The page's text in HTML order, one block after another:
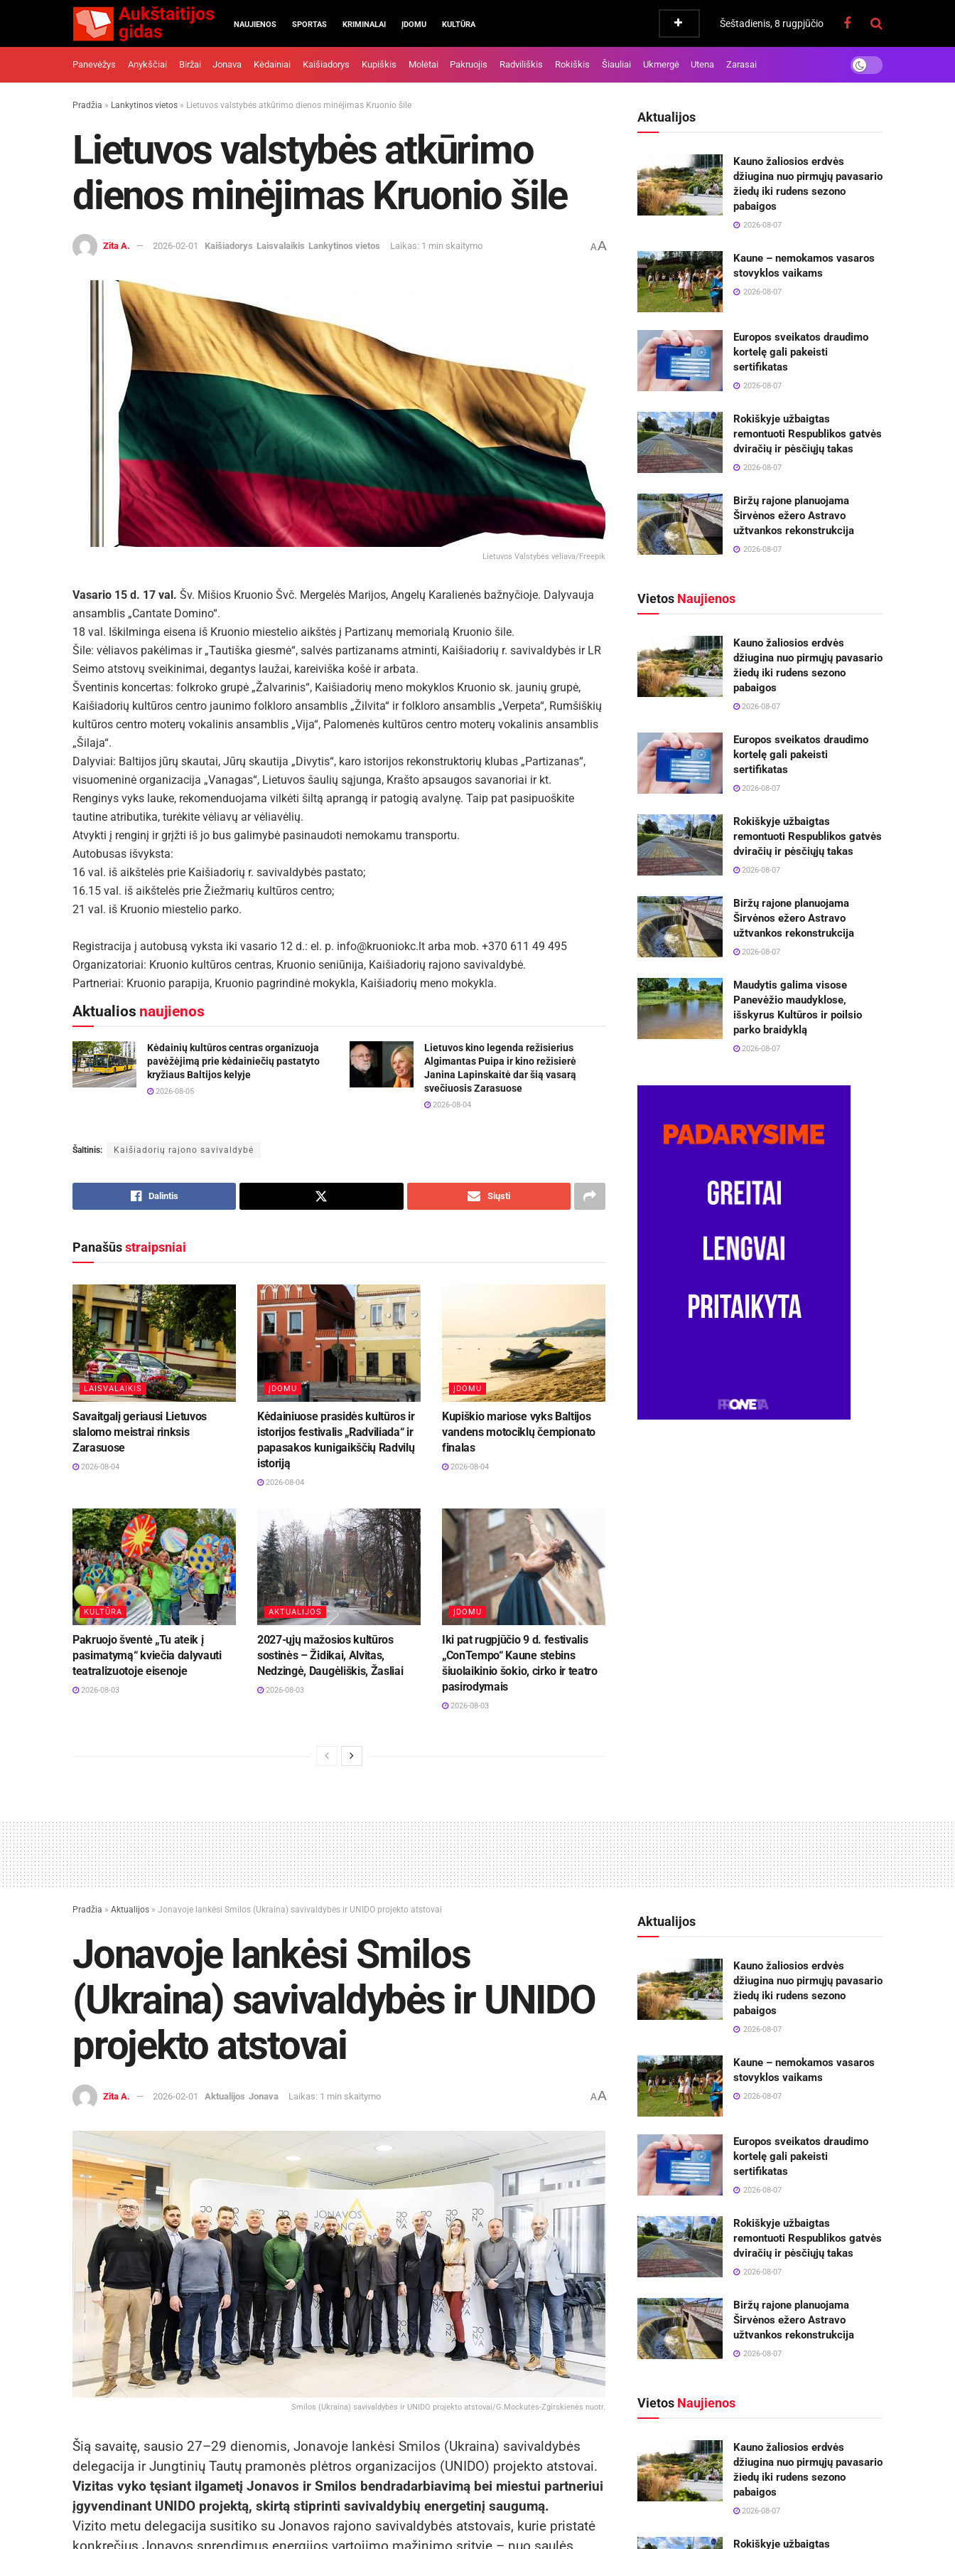
NAUJIENOS SPORTAS KRIMINALAI ĮDOMU KULTŪRA Šeštadienis, 8 rugpjūčio
Panevėžys Anykščiai Biržai Jonava Kėdainiai Kaišiadorys Kupiškis Molėtai Pakruojis Radviliškis Rokiškis Šiauliai Ukmergė Utena Zarasai
Pradžia » Lankytinos vietos » Lietuvos valstybės atkūrimo dienos minėjimas Kruonio šile
Lietuvos valstybės atkūrimo
dienos minėjimas Kruonio šile
Zita A. 2026-02-01 Kaišiadorys Laisvalaikis Lankytinos vietos Laikas: 1 min skaitymo AA
Lietuvos Valstybės vėliava/Freepik
Vasario 15 d. 17 val. Šv. Mišios Kruonio Švč. Mergelės Marijos, Angelų Karalienės bažnyčioje. Dalyvauja
ansamblis „Cantate Domino“.
18 val. Iškilminga eisena iš Kruonio miestelio aikštės į Partizanų memorialą Kruonio šile.
Šile: vėliavos pakėlimas ir „Tautiška giesmė“, salvės partizanams atminti, Kaišiadorių r. savivaldybės ir LR
Seimo atstovų sveikinimai, degantys laužai, kareiviška košė ir arbata.
Šventinis koncertas: folkroko grupė „Žalvarinis“, Kaišiadorių meno mokyklos Kruonio sk. jaunių grupė,
Kaišiadorių kultūros centro jaunimo folkloro ansamblis „Žilvita“ ir folkloro ansamblis „Verpeta“, Rumšiškių
kultūros centro moterų vokalinis ansamblis „Vija“, Palomenės kultūros centro moterų vokalinis ansamblis
„Šilaja“.
Dalyviai: Baltijos jūrų skautai, Jūrų skautija „Divytis“, karo istorijos rekonstruktorių klubas „Partizanas“,
visuomeninė organizacija „Vanagas“, Lietuvos šaulių sąjunga, Krašto apsaugos savanoriai ir kt.
Renginys vyks lauke, rekomenduojama vilkėti šiltą aprangą ir patogią avalynę. Taip pat pasipuoškite
tautine atributika, turėkite vėliavų ar vėliavėlių.
Atvykti į renginį ir grįžti iš jo bus galimybė pasinaudoti nemokamu transportu.
Autobusas išvyksta:
16 val. iš aikštelės prie Kaišiadorių r. savivaldybės pastato;
16.15 val. iš aikštelės prie Žiežmarių kultūros centro;
21 val. iš Kruonio miestelio parko.
Registracija į autobusą vyksta iki vasario 12 d.: el. p. info@kruoniokc.lt arba mob. +370 611 49 495
Organizatoriai: Kruonio kultūros centras, Kruonio seniūnija, Kaišiadorių rajono savivaldybė.
Partneriai: Kruonio parapija, Kruonio pagrindinė mokykla, Kaišiadorių meno mokykla.
Aktualios naujienos
Kėdainių kultūros centras organizuoja
pavėžėjimą prie kėdainiečių pastatyto
kryžiaus Baltijos kelyje
2026-08-05
Lietuvos kino legenda režisierius
Algimantas Puipa ir kino režisierė
Janina Lapinskaitė dar šią vasarą
svečiuosis Zarasuose
2026-08-04
Šaltinis: Kaišiadorių rajono savivaldybė
Dalintis Siųsti
Panašūsstraipsniai
LAISVALAIKIS
Savaitgalį geriausi Lietuvos
slalomo meistrai rinksis
Zarasuose
2026-08-04
ĮDOMU
Kėdainiuose prasidės kultūros ir
istorijos festivalis „Radviliada“ ir
papasakos kunigaikščių Radvilų
istoriją
2026-08-04
ĮDOMU
Kupiškio mariose vyks Baltijos
vandens motociklų čempionato
finalas
2026-08-04
KULTŪRA
Pakruojo šventė „Tu ateik į
pasimatymą“ kviečia dalyvauti
teatralizuotoje eisenoje
2026-08-03
AKTUALIJOS
2027-ųjų mažosios kultūros
sostinės – Židikai, Alvitas,
Nedzingė, Daugėliškis, Žasliai
2026-08-03
ĮDOMU
Iki pat rugpjūčio 9 d. festivalis
„ConTempo“ Kaune stebins
šiuolaikinio šokio, cirko ir teatro
pasirodymais
2026-08-03
Aktualijos
Kauno žaliosios erdvės
džiugina nuo pirmųjų pavasario
žiedų iki rudens sezono
pabaigos
2026-08-07
Kaune – nemokamos vasaros
stovyklos vaikams
2026-08-07
Europos sveikatos draudimo
kortelę gali pakeisti
sertifikatas
2026-08-07
Rokiškyje užbaigtas
remontuoti Respublikos gatvės
dviračių ir pėsčiųjų takas
2026-08-07
Biržų rajone planuojama
Širvėnos ežero Astravo
užtvankos rekonstrukcija
2026-08-07
Vietos Naujienos
Kauno žaliosios erdvės
džiugina nuo pirmųjų pavasario
žiedų iki rudens sezono
pabaigos
2026-08-07
Europos sveikatos draudimo
kortelę gali pakeisti
sertifikatas
2026-08-07
Rokiškyje užbaigtas
remontuoti Respublikos gatvės
dviračių ir pėsčiųjų takas
2026-08-07
Biržų rajone planuojama
Širvėnos ežero Astravo
užtvankos rekonstrukcija
2026-08-07
Maudytis galima visose
Panevėžio maudyklose,
išskyrus Kultūros ir poilsio
parko braidyklą
2026-08-07
Pradžia » Aktualijos » Jonavoje lankėsi Smilos (Ukraina) savivaldybės ir UNIDO projekto atstovai
Jonavoje lankėsi Smilos
(Ukraina) savivaldybės ir UNIDO
projekto atstovai
Zita A. 2026-02-01 Aktualijos Jonava Laikas: 1 min skaitymo AA
Smilos (Ukraina) savivaldybės ir UNIDO projekto atstovai/G.Mockutės-Zgirskienės nuotr.
Šią savaitę, sausio 27–29 dienomis, Jonavoje lankėsi Smilos (Ukraina) savivaldybės
delegacija ir Jungtinių Tautų pramonės plėtros organizacijos (UNIDO) projekto atstovai.
Vizitas vyko tęsiant ilgametį Jonavos ir Smilos bendradarbiavimą bei miestui partneriui
įgyvendinant UNIDO projektą, skirtą stiprinti savivaldybių energetinį saugumą.
Vizito metu delegacija susitiko su Jonavos rajono savivaldybės atstovais, kurie pristatė
konkrečius Jonavos sprendimus energijos vartojimo mažinimo srityje – nuo saulės
Aktualijos
Kauno žaliosios erdvės
džiugina nuo pirmųjų pavasario
žiedų iki rudens sezono
pabaigos
2026-08-07
Kaune – nemokamos vasaros
stovyklos vaikams
2026-08-07
Europos sveikatos draudimo
kortelę gali pakeisti
sertifikatas
2026-08-07
Rokiškyje užbaigtas
remontuoti Respublikos gatvės
dviračių ir pėsčiųjų takas
2026-08-07
Biržų rajone planuojama
Širvėnos ežero Astravo
užtvankos rekonstrukcija
2026-08-07
Vietos Naujienos
Kauno žaliosios erdvės
džiugina nuo pirmųjų pavasario
žiedų iki rudens sezono
pabaigos
2026-08-07
Rokiškyje užbaigtas